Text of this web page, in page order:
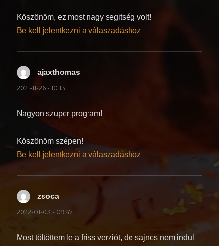
Köszönöm, ez most nagy segitség volt!
Be kell jelentkezni a válaszadáshoz
ajaxthomas
2021-11-26 - 10:13
Nagyon szuper program!
Köszönöm szépen!
Be kell jelentkezni a válaszadáshoz
zsoca
2022-01-03 - 09:47
Most töltöttem le a friss verziót, de sajnos nem indul